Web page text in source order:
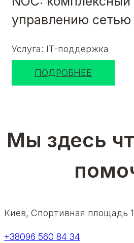
управлению сетью
Услуга: IT-поддержка
ПОДРОБНЕЕ
Мы здесь
Киев, Спортивная площадь
+38096 560 84 34